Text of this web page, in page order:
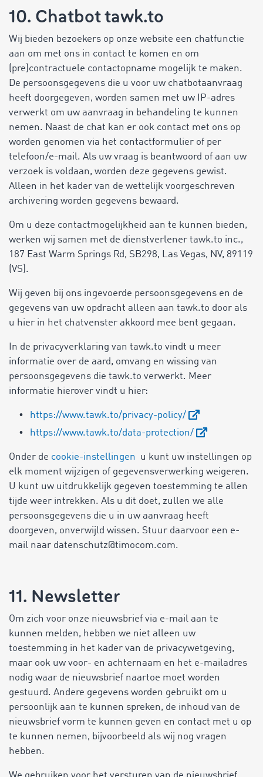
10. Chatbot tawk.to
Wij bieden bezoekers op onze website een chatfunctie
aan om met ons in contact te komen en om
(pre)contractuele contactopname mogelijk te maken.
De persoonsgegevens die u voor uw chatbotaanvraag
heeft doorgegeven, worden samen met uw IP-adres
verwerkt om uw aanvraag in behandeling te kunnen
nemen. Naast de chat kan er ook contact met ons op
worden genomen via het contactformulier of per
telefoon/e-mail. Als uw vraag is beantwoord of aan uw
verzoek is voldaan, worden deze gegevens gewist.
Alleen in het kader van de wettelijk voorgeschreven
archivering worden gegevens bewaard.
Om u deze contactmogelijkheid aan te kunnen bieden,
werken wij samen met de dienstverlener tawk.to inc.,
187 East Warm Springs Rd, SB298, Las Vegas, NV, 89119
(VS).
Wij geven bij ons ingevoerde persoonsgegevens en de
gegevens van uw opdracht alleen aan tawk.to door als
u hier in het chatvenster akkoord mee bent gegaan.
In de privacyverklaring van tawk.to vindt u meer
informatie over de aard, omvang en wissing van
persoonsgegevens die tawk.to verwerkt. Meer
informatie hierover vindt u hier:
https://www.tawk.to/privacy-policy/
https://www.tawk.to/data-protection/
Onder de cookie-instellingen u kunt uw instellingen op
elk moment wijzigen of gegevensverwerking weigeren.
U kunt uw uitdrukkelijk gegeven toestemming te allen
tijde weer intrekken. Als u dit doet, zullen we alle
persoonsgegevens die u in uw aanvraag heeft
doorgeven, onverwijld wissen. Stuur daarvoor een e-
mail naar datenschutz@timocom.com.
11. Newsletter
Om zich voor onze nieuwsbrief via e-mail aan te
kunnen melden, hebben we niet alleen uw
toestemming in het kader van de privacywetgeving,
maar ook uw voor- en achternaam en het e-mailadres
nodig waar de nieuwsbrief naartoe moet worden
gestuurd. Andere gegevens worden gebruikt om u
persoonlijk aan te kunnen spreken, de inhoud van de
nieuwsbrief vorm te kunnen geven en contact met u op
te kunnen nemen, bijvoorbeeld als wij nog vragen
hebben.